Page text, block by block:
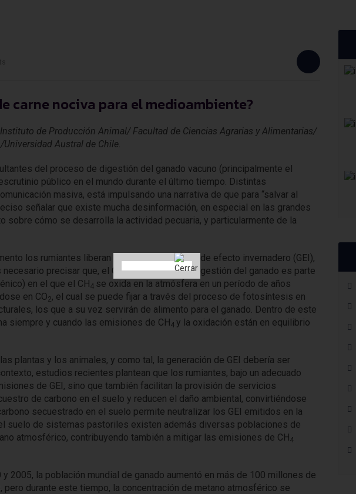
carne nociva para el medioambiente?
de Producción Animal/ Facultad de Ciencias Agrarias y Alimentarias/
Austral de Chile.
del proceso de digestión del ganado vacuno (principalmente el
público en el mundo durante el último tiempo. Distintas
masiva, está impulsando una narrativa de que para “salvar al
señalar que existe mucha desinformación, en especial en las grandes
sobre cómo se desarrolla la actividad pecuaria, y particularmente de la
los rumiantes liberan gases considerados de efecto invernadero (GEI),
necesario precisar que, el CH generado en la digestión del ganado es parte
en el que el CH4 se oxida en la atmósfera en un período de años
en CO2, el cual se puede fijar a través del proceso de fotosíntesis en
los que a su vez servirán de alimento para el ganado. Dentro de este
siempre y cuando las emisiones de CH4 y la oxidación están en equilibrio
plantas y los animales, y como tal, la generación de GEI debería ser
estudios recientes plantean que los rumiantes, bajo un adecuado
de GEI, sino que también facilitan la provisión de servicios
de carbono en el suelo y reducen el daño ambiental, convirtiéndose
secuestrado en el suelo permite neutralizar los GEI emitidos en la
suelo de sistemas pastoriles existen además diversas poblaciones de
atmosférico, contribuyendo también a mitigar las emisiones de CH4
2005, la población mundial de ganado aumentó en más de 100 millones de
durante este tiempo, la concentración de metano atmosférico se